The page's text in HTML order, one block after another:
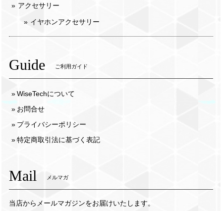
アクセサリー
イヤホンアクセサリー
Guide ご利用ガイド
WiseTechについて
お問合せ
プライバシーポリシー
特定商取引法に基づく表記
Mail メルマガ
当店からメールマガジンをお届けいたします。